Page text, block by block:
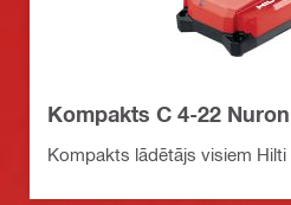
Kompakts C 4-22
Kompakts lādētājs visiem